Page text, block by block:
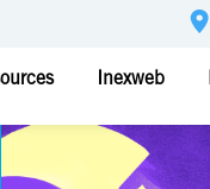
Inexweb